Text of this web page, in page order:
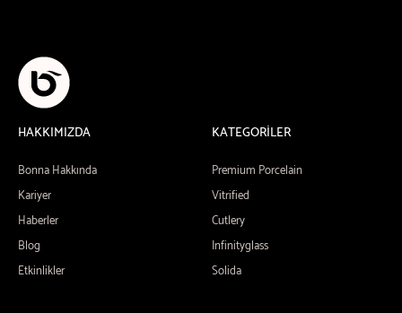
HAKKIMIZDA
Bonna Hakkında
Kariyer
Haberler
Blog
Etkinlikler
KATEGORİLER
Premium Porcelain
Vitrified
Cutlery
Infinityglass
Solida